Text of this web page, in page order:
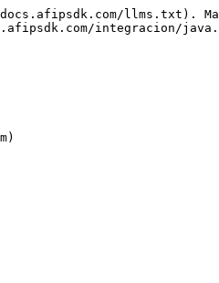
llms.txt).
integracion/